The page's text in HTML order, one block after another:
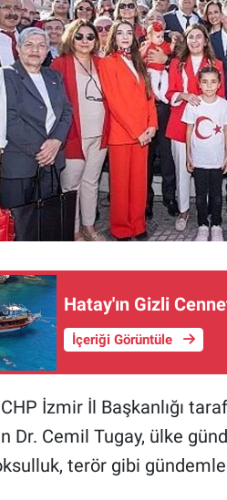
Hatay'ın Gizli
İçeriği Görüntüle
İzmir İl Başkanlığı
Dr. Cemil Tugay, ülke
terör gibi